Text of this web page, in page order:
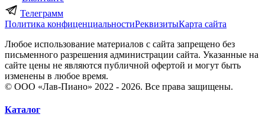
Телеграмм
Политика конфиценциальностиРеквизитыКарта сайта
Любое использование материалов с сайта запрещено без
письменного разрешения администрации сайта. Указанные на
сайте цены не являются публичной офертой и могут быть
изменены в любое время.
© ООО «Лав-Пиано» 2022 - 2026. Все права защищены.
Каталог